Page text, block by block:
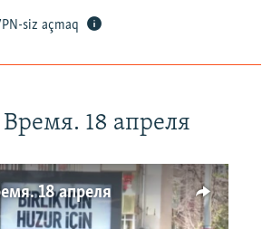
siz açmaq
18 апреля
18 апреля